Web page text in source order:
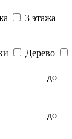
3 этажа
Дерево
до
до